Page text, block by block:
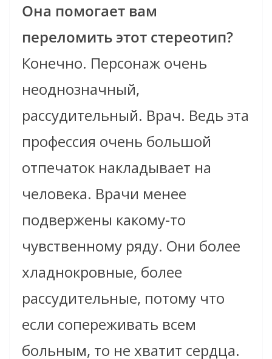
Она помогает вам
переломить этот стереотип?
Конечно. Персонаж очень
неоднозначный,
рассудительный. Врач. Ведь эта
профессия очень большой
отпечаток накладывает на
человека. Врачи менее
подвержены какому-то
чувственному ряду. Они более
хладнокровные, более
рассудительные, потому что
если сопереживать всем
больным, то не хватит сердца.